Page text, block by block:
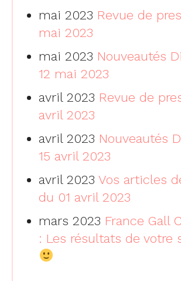
mai 2023 Revue de
mai 2023
mai 2023 Nouveautés
12 mai 2023
avril 2023 Revue de
avril 2023
avril 2023 Nouveautés
15 avril 2023
avril 2023 Vos articles
du 01 avril 2023
mars 2023 France Gall
: Les résultats de votre